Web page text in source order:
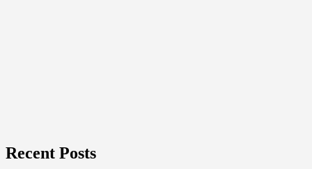
Recent Posts